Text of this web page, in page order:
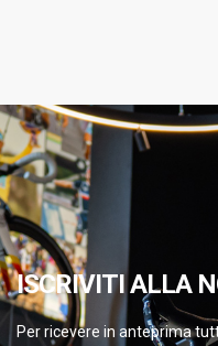
ISCRIVITI ALLA
Per ricevere in anteprima